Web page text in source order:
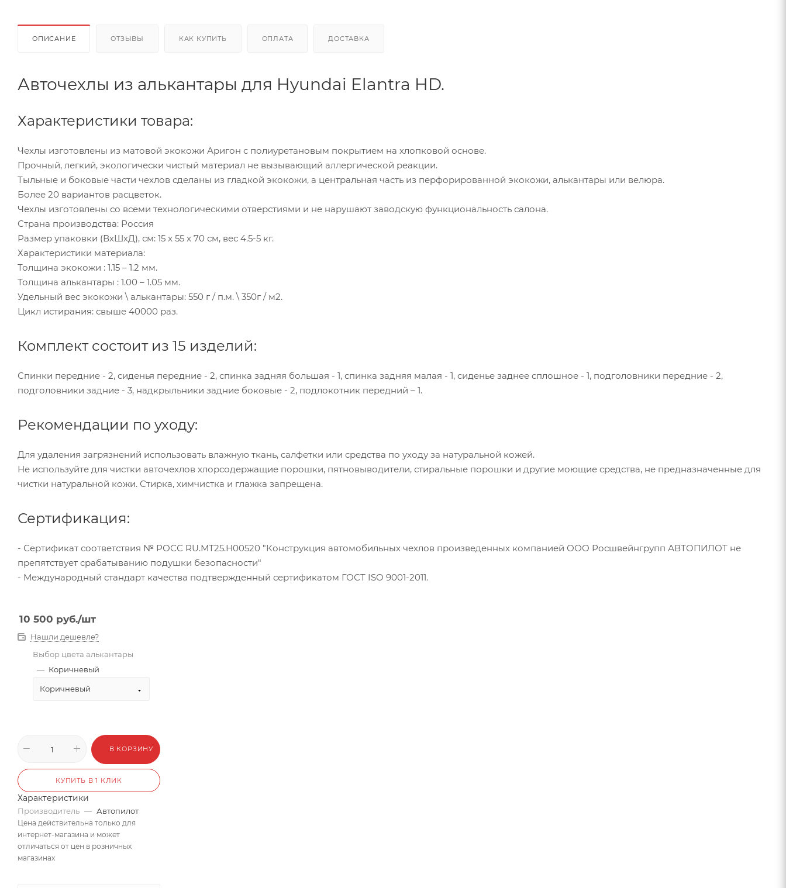
ОПИСАНИЕ ОТЗЫВЫ КАК КУПИТЬ ОПЛАТА ДОСТАВКА
Авточехлы из алькантары для Hyundai Elantra HD.
Характеристики товара:
Чехлы изготовлены из матовой экокожи Аригон с полиуретановым покрытием на хлопковой основе.
Прочный, легкий, экологически чистый материал не вызывающий аллергической реакции.
Тыльные и боковые части чехлов сделаны из гладкой экокожи, а центральная часть из перфорированной экокожи, алькантары или велюра.
Более 20 вариантов расцветок.
Чехлы изготовлены со всеми технологическими отверстиями и не нарушают заводскую функциональность салона.
Страна производства: Россия
Размер упаковки (ВхШхД), см: 15 x 55 x 70 см, вес 4.5-5 кг.
Характеристики материала:
Толщина экокожи : 1.15 – 1.2 мм.
Толщина алькантары : 1.00 – 1.05 мм.
Удельный вес экокожи \ алькантары: 550 г / п.м. \ 350г / м2.
Цикл истирания: свыше 40000 раз.
Комплект состоит из 15 изделий:
Спинки передние - 2, сиденья передние - 2, спинка задняя большая - 1, спинка задняя малая - 1, сиденье заднее сплошное - 1, подголовники передние - 2,
подголовники задние - 3, надкрыльники задние боковые - 2, подлокотник передний – 1.
Рекомендации по уходу:
Для удаления загрязнений использовать влажную ткань, салфетки или средства по уходу за натуральной кожей.
Не используйте для чистки авточехлов хлорсодержащие порошки, пятновыводители, стиральные порошки и другие моющие средства, не предназначенные для
чистки натуральной кожи. Стирка, химчистка и глажка запрещена.
Сертификация:
- Сертификат соответствия № РОСС RU.МТ25.Н00520 "Конструкция автомобильных чехлов произведенных компанией ООО Росшвейнгрупп АВТОПИЛОТ не
препятствует срабатыванию подушки безопасности"
- Международный стандарт качества подтвержденный сертификатом ГОСТ ISO 9001-2011.
10 500 руб./шт
Нашли дешевле?
Выбор цвета алькантары
— Коричневый
Коричневый
В КОРЗИНУ
КУПИТЬ В 1 КЛИК
Характеристики
Производитель — Автопилот
Цена действительна только для
интернет-магазина и может
отличаться от цен в розничных
магазинах